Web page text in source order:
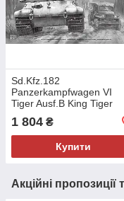
Sd.Kfz.182
Panzerkampfwagen VI
Tiger Ausf.B King Tiger
ARDENNES 1944 1/35
Field Model 5137
1 804 ₴
Купити
Акційні пропозиції